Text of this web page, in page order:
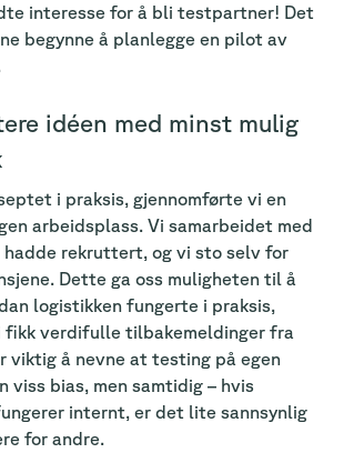
interesse for å bli testpartner! Det
begynne å planlegge en pilot av
idéen med minst mulig
i praksis, gjennomførte vi en
arbeidsplass. Vi samarbeidet med
rekruttert, og vi sto selv for
Dette ga oss muligheten til å
logistikken fungerte i praksis,
fikk verdifulle tilbakemeldinger fra
viktig å nevne at testing på egen
viss bias, men samtidig – hvis
internt, er det lite sannsynlig
for andre.